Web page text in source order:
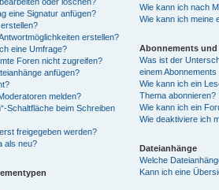
eine Signatur anfügen?
erstellen?
eine Umfrage?
Foren nicht zugreifen?
anfügen?
melden?
Schaltfläche beim Schreiben
freigegeben werden?
als neu?
Wie kann ich nach
Wie kann ich meine
Abonnements und
Was ist der
einem
Wie kann ich ein
Thema abonnieren?
Wie kann ich ein
Wie deaktiviere ich
Dateianhänge
Welche
Kann ich eine